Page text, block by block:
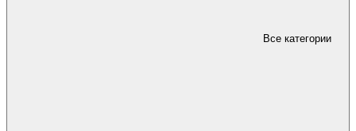
Все категории